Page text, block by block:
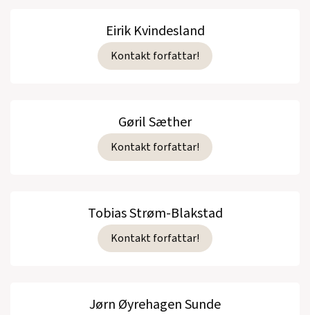
Eirik Kvindesland
Kontakt forfattar!
Gøril Sæther
Kontakt forfattar!
Tobias Strøm-Blakstad
Kontakt forfattar!
Jørn Øyrehagen Sunde